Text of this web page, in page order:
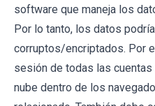
software que maneja los
Por lo tanto, los datos
corruptos/encriptados. Por
sesión de todas las
nube dentro de los